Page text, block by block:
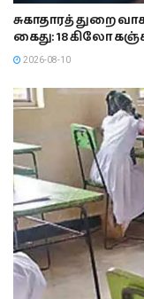
சுகாதாரத் துறை
கைது: 18 கிலோ
2026-08-10